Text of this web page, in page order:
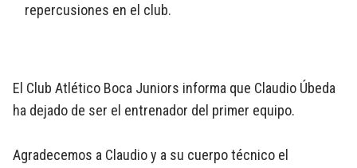
repercusiones en el club.
El Club Atlético Boca Juniors informa que Claudio Úbeda
ha dejado de ser el entrenador del primer equipo.
Agradecemos a Claudio y a su cuerpo técnico el